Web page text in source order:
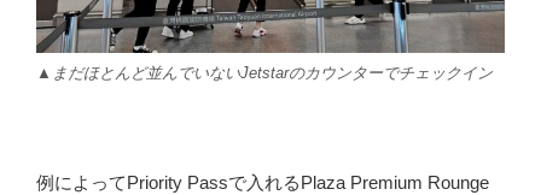
▲まだほとんど並んでいないJetstarのカウンターでチェックイン
例によってPriority Passで入れるPlaza Premium Rounge